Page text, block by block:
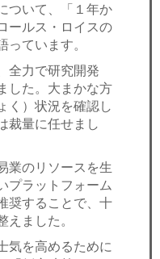
ついて、「１年か
ールス・ロイスの
ています。
全力で研究開発
した。大まかな方
く）状況を確認し
裁量に任せまし
業のリソースを生
プラットフォーム
奨することで、十
ました。
気を高めるために